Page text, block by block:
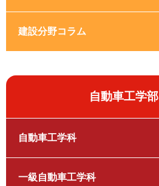
建設分野コラム
自動車工学部
自動車工学科
一級自動車工学科